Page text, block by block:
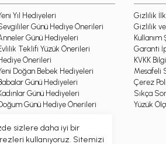
sizlere daha iyi bir
kullanıyoruz. Sitemizi
Yıl Hediyeleri
Günü Hediye Önerileri
Günü Hediyeleri
Teklifi Yüzük Önerileri
Önerileri
Doğan Bebek Hediyeleri
Günü Hediyeleri
Günü Hediyeleri
Günü Hediye Önerileri
Gizlilik
Gizlilik ve
Kullanım
Garanti
KVKK
Mesafeli
Çerez
Sıkça
Yüzük